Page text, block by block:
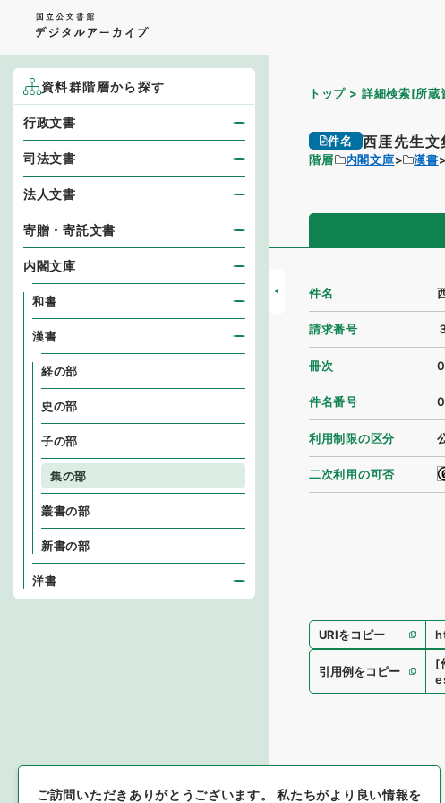
トップ 詳細検索[所蔵
件名 西厓先生文
階層 内閣文庫 漢書
件名
請求番号
冊次
件名番号
利用制限の区分
二次利用の可否
URIをコピー
引用例をコピー
[
資料群階層から探す
行政文書
司法文書
法人文書
寄贈・寄託文書
内閣文庫
和書
漢書
経の部
史の部
子の部
集の部
叢書の部
新書の部
洋書
ご訪問いただきありがとうございます。私たちがより良い情報を